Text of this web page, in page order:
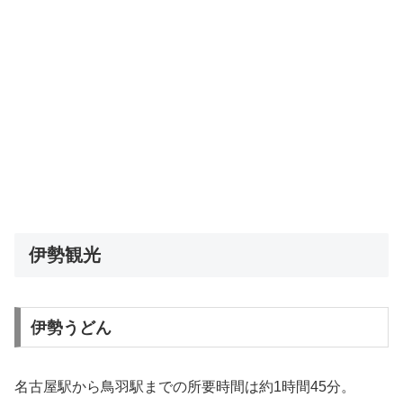
伊勢観光
伊勢うどん
名古屋駅から鳥羽駅までの所要時間は約1時間45分。